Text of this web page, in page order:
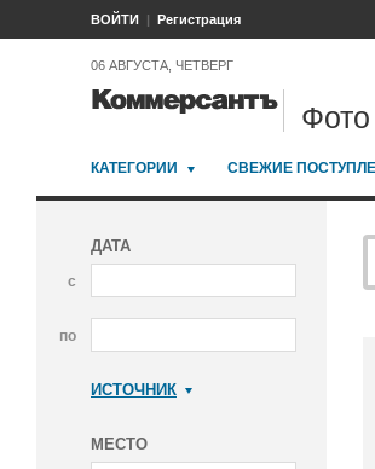
ВОЙТИ Регистрация
06 АВГУСТА, ЧЕТВЕРГ
Фото
КАТЕГОРИИ СВЕЖИЕ
ДАТА
с
по
ИСТОЧНИК
МЕСТО